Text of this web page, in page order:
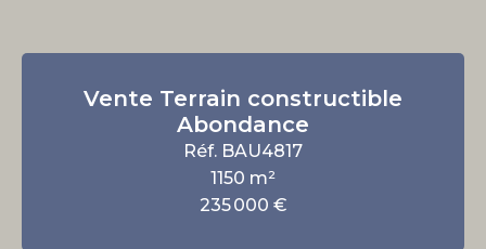
Vente Terrain constructible
Abondance
Réf. BAU4817
1150 m²
235 000 €